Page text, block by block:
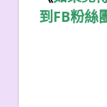
到 FB粉絲